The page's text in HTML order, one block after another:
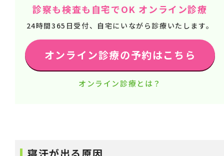
診察も検査も自宅でOK オンライン診療
24時間365日受付、自宅にいながら診療いたします。
オンライン診療の予約はこちら
オンライン診療とは？